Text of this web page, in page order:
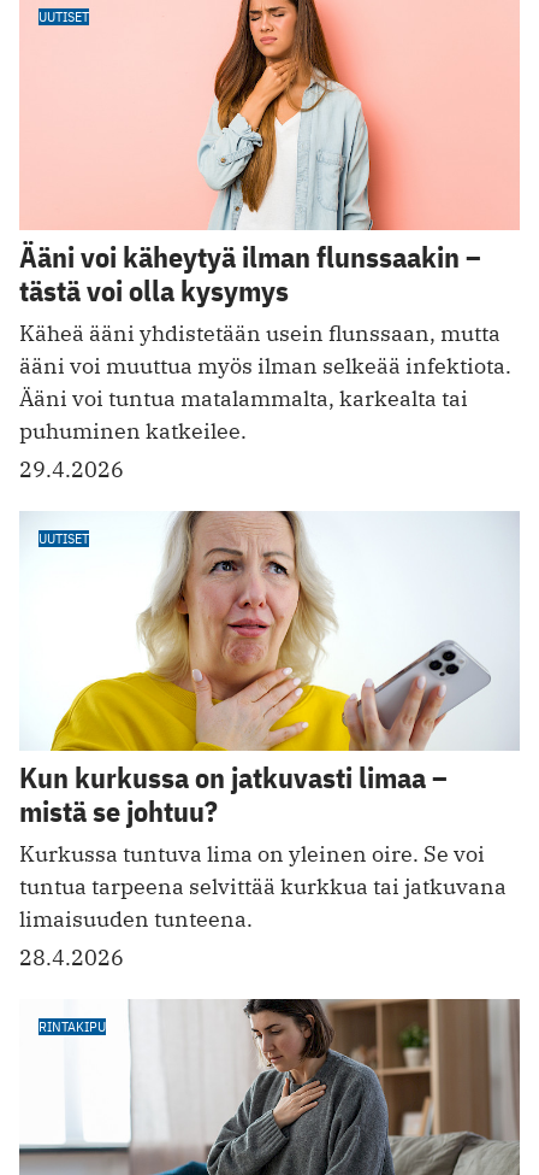
UUTISET
Ääni voi käheytyä ilman flunssaakin –
tästä voi olla kysymys
Käheä ääni yhdistetään usein flunssaan, mutta
ääni voi muuttua myös ilman selkeää infektiota.
Ääni voi tuntua matalammalta, karkealta tai
puhuminen katkeilee.
29.4.2026
UUTISET
Kun kurkussa on jatkuvasti limaa –
mistä se johtuu?
Kurkussa tuntuva lima on yleinen oire. Se voi
tuntua tarpeena selvittää kurkkua tai jatkuvana
limaisuuden tunteena.
28.4.2026
RINTAKIPU